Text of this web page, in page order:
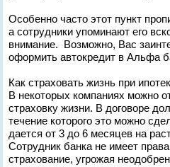
Особенно часто этот пункт
а сотрудники упоминают его
внимание. Возможно, Вас
оформить автокредит в Альфа
Как страховать жизнь при
В некоторых компаниях можно
страховку жизни. В договоре
течение которого это можно
дается от 3 до 6 месяцев на
Сотрудник банка не имеет
страхование, угрожая